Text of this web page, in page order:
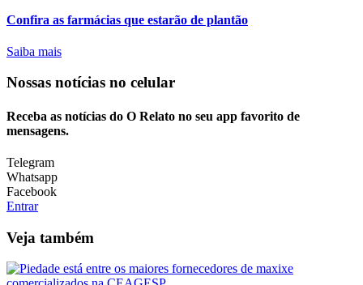
Confira as farmácias que estarão de plantão
Saiba mais
Nossas notícias no celular
Receba as notícias do O Relato no seu app favorito de
mensagens.
Telegram
Whatsapp
Facebook
Entrar
Veja também